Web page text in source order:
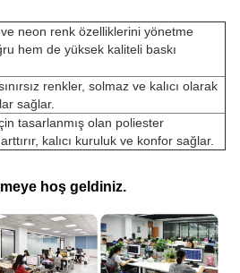
ve neon renk özelliklerini yönetme
hem de yüksek kaliteli baskı
renkler, solmaz ve kalıcı olarak
sağlar.
tasarlanmış olan poliester
kalıcı kuruluk ve konfor sağlar.
hoş geldiniz.